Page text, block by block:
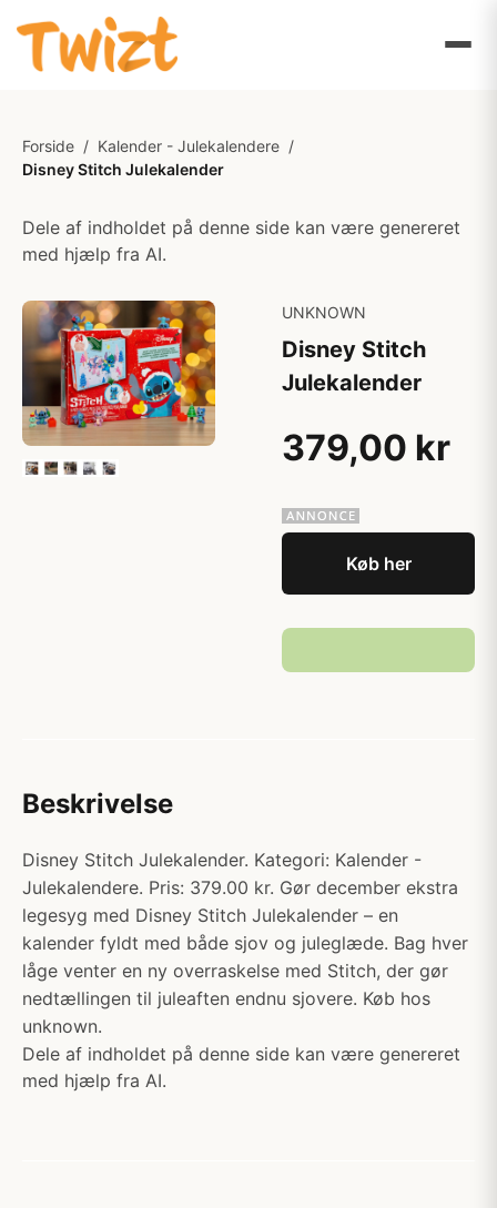
Forside / Kalender - Julekalendere /
Disney Stitch Julekalender
Dele af indholdet på denne side kan være genereret
med hjælp fra AI.
UNKNOWN
Disney Stitch
Julekalender
379,00 kr
Køb her
Beskrivelse
Disney Stitch Julekalender. Kategori: Kalender -
Julekalendere. Pris: 379.00 kr. Gør december ekstra
legesyg med Disney Stitch Julekalender – en
kalender fyldt med både sjov og juleglæde. Bag hver
låge venter en ny overraskelse med Stitch, der gør
nedtællingen til juleaften endnu sjovere. Køb hos
unknown.
Dele af indholdet på denne side kan være genereret
med hjælp fra AI.